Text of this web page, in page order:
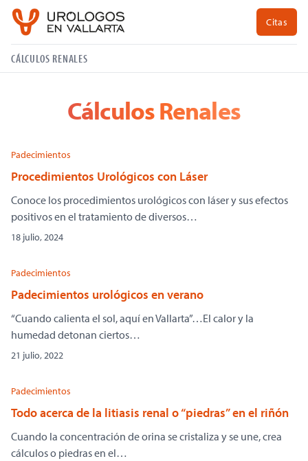
Citas
CÁLCULOS RENALES
Cálculos Renales
Padecimientos
Procedimientos Urológicos con Láser
Conoce los procedimientos urológicos con láser y sus efectos
positivos en el tratamiento de diversos…
18 julio, 2024
Padecimientos
Padecimientos urológicos en verano
“Cuando calienta el sol, aquí en Vallarta”…El calor y la
humedad detonan ciertos…
21 julio, 2022
Padecimientos
Todo acerca de la litiasis renal o “piedras” en el riñón
Cuando la concentración de orina se cristaliza y se une, crea
cálculos o piedras en el…